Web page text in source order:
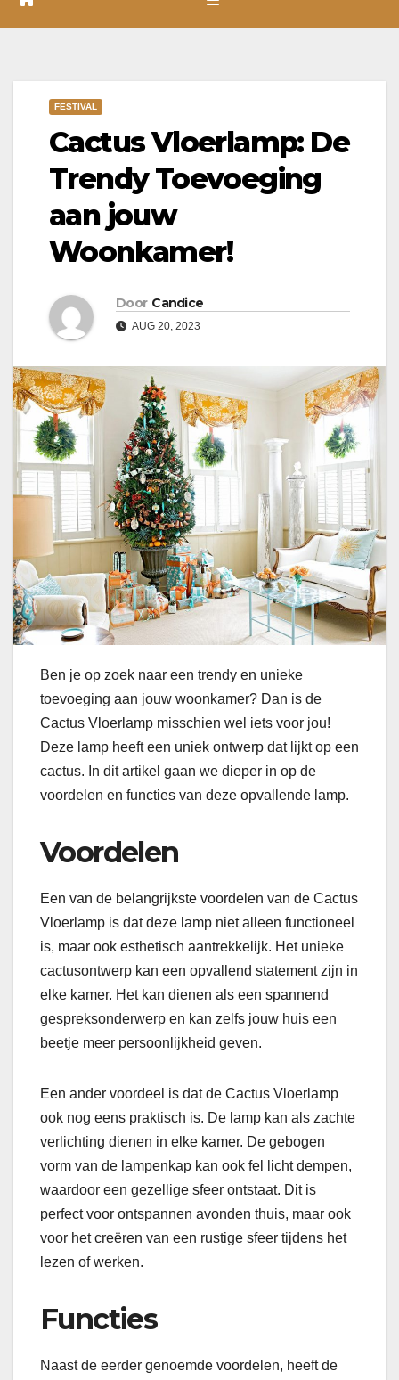
FESTIVAL
Cactus Vloerlamp: De
Trendy Toevoeging
aan jouw
Woonkamer!
Door Candice
AUG 20, 2023
Ben je op zoek naar een trendy en unieke
toevoeging aan jouw woonkamer? Dan is de
Cactus Vloerlamp misschien wel iets voor jou!
Deze lamp heeft een uniek ontwerp dat lijkt op een
cactus. In dit artikel gaan we dieper in op de
voordelen en functies van deze opvallende lamp.
Voordelen
Een van de belangrijkste voordelen van de Cactus
Vloerlamp is dat deze lamp niet alleen functioneel
is, maar ook esthetisch aantrekkelijk. Het unieke
cactusontwerp kan een opvallend statement zijn in
elke kamer. Het kan dienen als een spannend
gespreksonderwerp en kan zelfs jouw huis een
beetje meer persoonlijkheid geven.
Een ander voordeel is dat de Cactus Vloerlamp
ook nog eens praktisch is. De lamp kan als zachte
verlichting dienen in elke kamer. De gebogen
vorm van de lampenkap kan ook fel licht dempen,
waardoor een gezellige sfeer ontstaat. Dit is
perfect voor ontspannen avonden thuis, maar ook
voor het creëren van een rustige sfeer tijdens het
lezen of werken.
Functies
Naast de eerder genoemde voordelen, heeft de